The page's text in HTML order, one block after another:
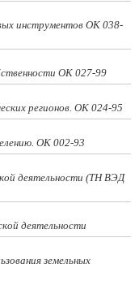
инструментов OK 038-
ОК 027-99
регионов. ОК 024-95
ОК 002-93
деятельности (ТН ВЭД
деятельности
земельных